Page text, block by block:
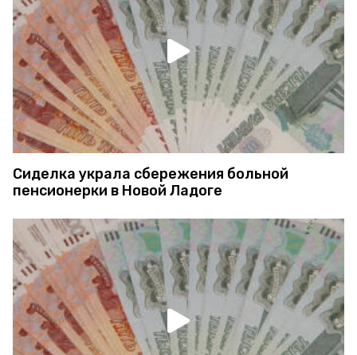
Сиделка украла сбережения больной
пенсионерки в Новой Ладоге